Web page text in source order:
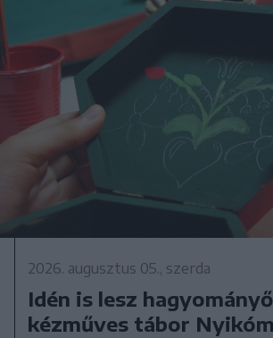
2026. augusztus 05., szerda
Idén is lesz
kézműves tábor